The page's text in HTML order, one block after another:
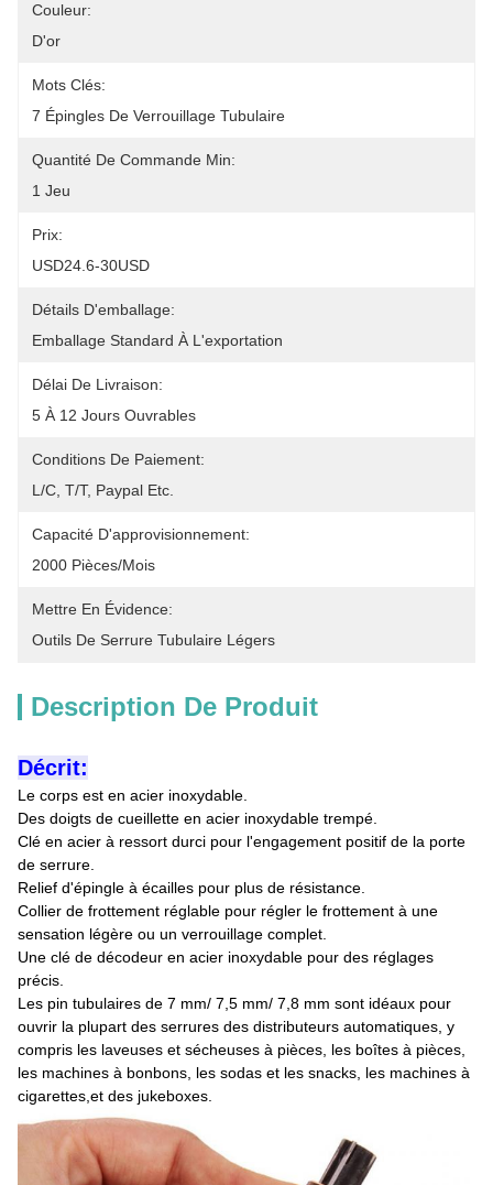
Couleur:
D'or
Mots Clés:
7 Épingles De Verrouillage Tubulaire
Quantité De Commande Min:
1 Jeu
Prix:
USD24.6-30USD
Détails D'emballage:
Emballage Standard À L'exportation
Délai De Livraison:
5 À 12 Jours Ouvrables
Conditions De Paiement:
L/C, T/T, Paypal Etc.
Capacité D'approvisionnement:
2000 Pièces/mois
Mettre En Évidence:
Outils De Serrure Tubulaire Légers
Description De Produit
Décrit:
Le corps est en acier inoxydable.
Des doigts de cueillette en acier inoxydable trempé.
Clé en acier à ressort durci pour l'engagement positif de la porte
de serrure.
Relief d'épingle à écailles pour plus de résistance.
Collier de frottement réglable pour régler le frottement à une
sensation légère ou un verrouillage complet.
Une clé de décodeur en acier inoxydable pour des réglages
précis.
Les pin tubulaires de 7 mm/ 7,5 mm/ 7,8 mm sont idéaux pour
ouvrir la plupart des serrures des distributeurs automatiques, y
compris les laveuses et sécheuses à pièces, les boîtes à pièces,
les machines à bonbons, les sodas et les snacks, les machines à
cigarettes,et des jukeboxes.